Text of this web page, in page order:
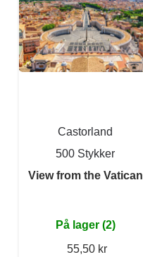
Castorland
500 Stykker
View from the Vatican
På lager (2)
55,50 kr